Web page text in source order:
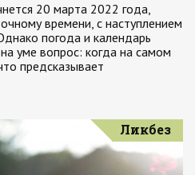
20 марта 2022 года,
времени, с наступлением
погода и календарь
уме вопрос: когда на самом
предсказывает
Ликбез